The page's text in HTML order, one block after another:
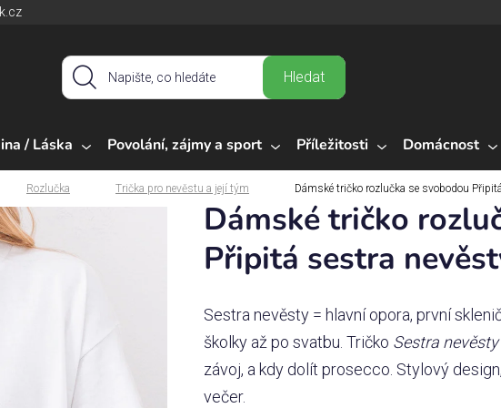
Hledat
/ Láska Povolání, zájmy a sport Příležitosti Domácnost
Rozlučka Trička pro nevěstu a její tým Dámské tričko rozlučka se svobodou
Dámské tričko
Připitá sestra
Sestra nevěsty = hlavní opora, první
školky až po svatbu. Tričko Sestra nevěsty
závoj, a kdy dolít prosecco. Stylový
večer.